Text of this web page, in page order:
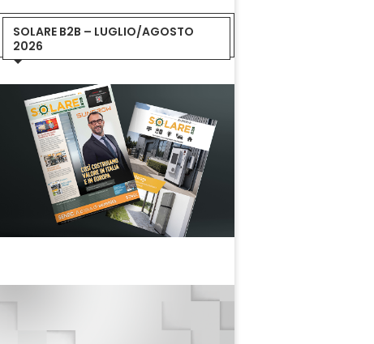
SOLARE B2B – LUGLIO/AGOSTO
2026